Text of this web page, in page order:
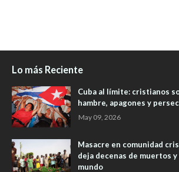
Lo más Reciente
Cuba al límite: cristianos
hambre, apagones y
May 09, 2026
Masacre en comunidad
deja decenas de muertos
mundo